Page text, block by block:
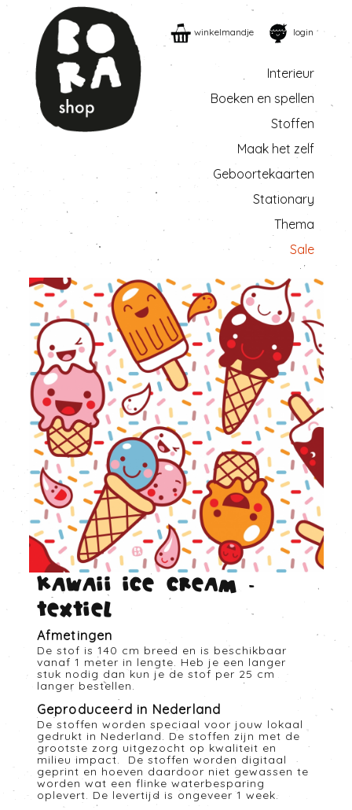
winkelmandje login
Interieur
Boeken en spellen
Stoffen
Maak het zelf
Geboortekaarten
Stationary
Thema
Sale
Kawaii ice cream -
Textiel
Afmetingen
De stof is 140 cm breed en is beschikbaar
vanaf 1 meter in lengte. Heb je een langer
stuk nodig dan kun je de stof per 25 cm
langer bestellen.
Geproduceerd in Nederland
De stoffen worden speciaal voor jouw lokaal
gedrukt in Nederland. De stoffen zijn met de
grootste zorg uitgezocht op kwaliteit en
milieu impact. De stoffen worden digitaal
geprint en hoeven daardoor niet gewassen te
worden wat een flinke waterbesparing
oplevert. De levertijd is ongeveer 1 week.